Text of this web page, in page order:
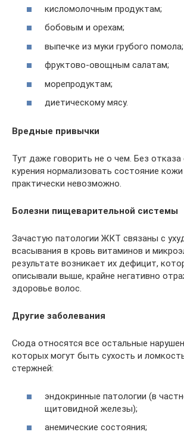
кисломолочным продуктам;
бобовым и орехам;
выпечке из муки грубого помола;
фруктово-овощным салатам;
морепродуктам;
диетическому мясу.
Вредные привычки
Тут даже говорить не о чем. Без отказа
курения нормализовать состояние
практически невозможно.
Болезни пищеварительной системы
Зачастую патологии ЖКТ связаны с
всасывания в кровь витаминов и
результате возникает их дефицит,
описывали выше, крайне негативно
здоровье волос.
Другие заболевания
Сюда относятся все остальные
которых могут быть сухость и
стержней:
эндокринные патологии (в
щитовидной железы);
анемические состояния;